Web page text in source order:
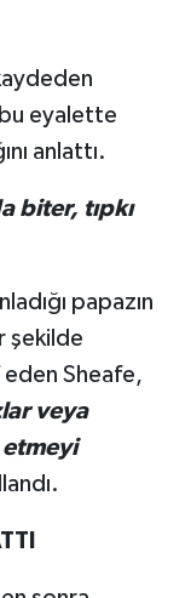
eyalette
anlattı.
biter, tıpkı
papazın
şekilde
eden Sheafe,
veya
etmeyi